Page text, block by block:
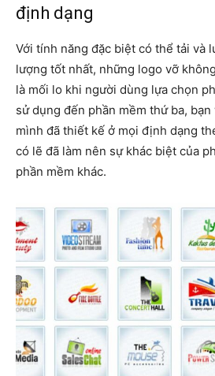
định dạng
Với tính năng đặc biệt có thể tải và
lượng tốt nhất, những logo vỡ
là mối lo khi người dùng lựa chọn
sử dụng đến phần mềm thứ ba,
mình đã thiết kế ở mọi định dạng
có lẽ đã làm nên sự khác biệt của
phần mềm khác.